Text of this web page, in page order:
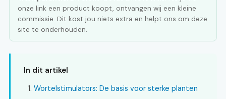
onze link een product koopt, ontvangen wij een kleine
commissie. Dit kost jou niets extra en helpt ons om deze
site te onderhouden.
In dit artikel
Wortelstimulators: De basis voor sterke planten